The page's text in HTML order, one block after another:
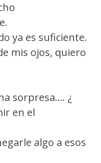
ya es suficiente.
mis ojos, quiero
sorpresa.... ¿
en el
algo a esos